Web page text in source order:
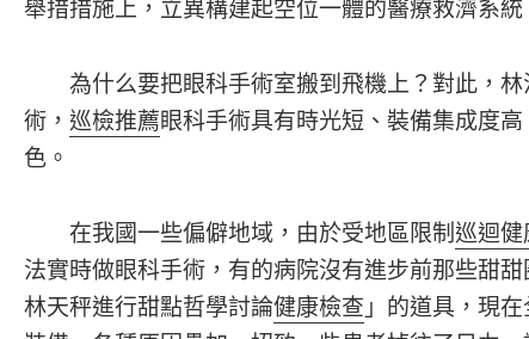
舉措措施上，立異構建起空位一體的醫療救濟系統
為什么要把眼科手術室搬到飛機上？對此，
術，巡檢推薦眼科手術具有時光短、裝備集成度
色。
在我國一些偏僻地域，由於受地區限制巡迴
法實時做眼科手術，有的病院沒有進步前那些甜
林天秤進行甜點哲學討論健康檢查 」的道具，現